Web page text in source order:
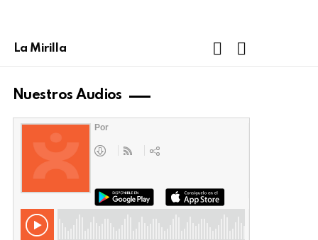
La Mirilla
FOLLOW
Nuestros Audios